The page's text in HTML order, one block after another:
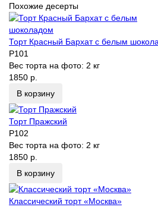
Похожие десерты
Торт Красный Бархат с белым
P101
Вес торта на фото: 2 кг
1850 р.
В корзину
Торт Пражский
P102
Вес торта на фото: 2 кг
1850 р.
В корзину
Классический торт «Москва»